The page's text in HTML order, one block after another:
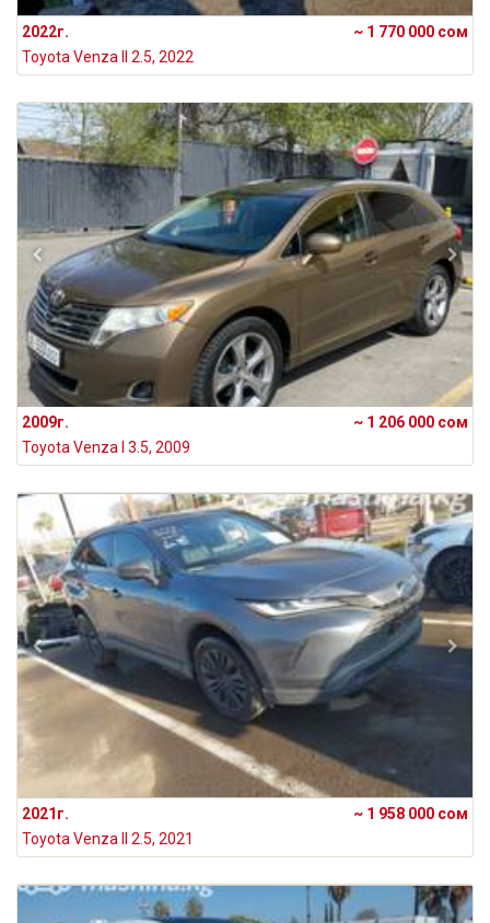
2022г.
~ 1 770 000 сом
Toyota Venza II 2.5, 2022
2009г.
~ 1 206 000 сом
Toyota Venza I 3.5, 2009
2021г.
~ 1 958 000 сом
Toyota Venza II 2.5, 2021